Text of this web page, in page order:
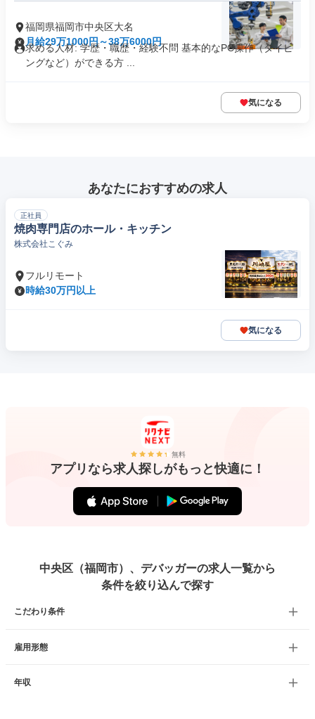
福岡県福岡市中央区大名
月給29万1000円～38万6000円
求める人材: 学歴・職歴・経験不問 基本的なPC操作（タイピ
ングなど）ができる方 ...
気になる
あなたにおすすめの求人
正社員
焼肉専門店のホール・キッチン
株式会社こぐみ
フルリモート
時給30万円以上
気になる
無料
アプリなら求人探しがもっと快適に！
中央区（福岡市）、デバッガーの求人一覧から
条件を絞り込んで探す
こだわり条件
雇用形態
年収